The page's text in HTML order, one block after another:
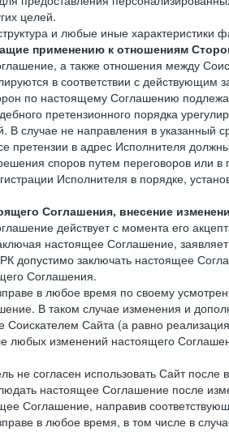
целей.
и любые иные
применению к отношениям
а также отношения между
в соответствии с действующим
по настоящему Соглашению
претензионного порядка
В случае не направления в указанный
претензии в адрес Исполнителя
споров путем переговоров или
Исполнителя в порядке,
Соглашения, внесение
действует с момента его
настоящее Соглашение,
допустимо заключать настоящее
Соглашения.
в любое время по своему
В таком случае изменения и
Соискателем Сайта (а равно
любых изменений настоящего
не согласен использовать Сайт
настоящее Соглашение после
Соглашение, направив
в любое время, в том числе в